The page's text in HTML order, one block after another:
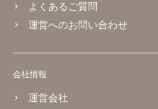
よくあるご質問
運営へのお問い合わせ
会社情報
運営会社